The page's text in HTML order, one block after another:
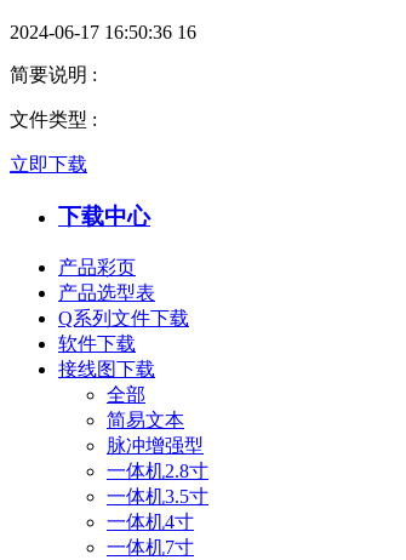
2024-06-17 16:50:36 16
简要说明 :
文件类型 :
立即下载
下载中心
产品彩页
产品选型表
Q系列文件下载
软件下载
接线图下载
全部
简易文本
脉冲增强型
一体机2.8寸
一体机3.5寸
一体机4寸
一体机7寸